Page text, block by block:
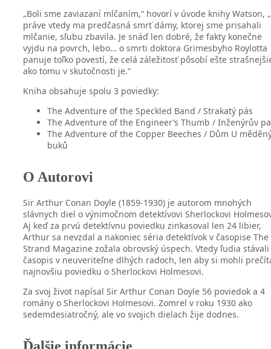
„Boli sme zaviazaní mlčaním,“ hovorí v úvode knihy Watson,
práve vtedy ma predčasná smrť dámy, ktorej sme prisahali
mlčanie, sľubu zbavila. Je snáď len dobré, že fakty konečne
vyjdu na povrch, lebo… o smrti doktora Grimesbyho Roylotta
panuje toľko povestí, že celá záležitosť pôsobí ešte
ako tomu v skutočnosti je.“
Kniha obsahuje spolu 3 poviedky:
The Adventure of the Speckled Band / Strakatý pás
The Adventure of the Engineer’s Thumb / Inženýrův
The Adventure of the Copper Beeches / Dům U
buků
O Autorovi
Sir Arthur Conan Doyle (1859-1930) je autorom mnohých
slávnych diel o výnimočnom detektívovi Sherlockovi
Aj keď za prvú detektívnu poviedku zinkasoval len 24 libier,
Arthur sa nevzdal a nakoniec séria detektívok v časopise The
Strand Magazine zožala obrovský úspech. Vtedy ľudia
časopis v neuveriteľne dlhých radoch, len aby si mohli
najnovšiu poviedku o Sherlockovi Holmesovi.
Za svoj život napísal Sir Arthur Conan Doyle 56 poviedok a 4
romány o Sherlockovi Holmesovi. Zomrel v roku 1930 ako
sedemdesiatročný, ale vo svojich dielach žije dodnes.